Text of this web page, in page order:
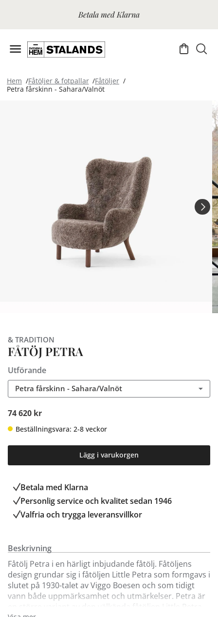
Betala med Klarna
Hem Fåtöljer & fotpallar
Fåtöljer
Petra fårskinn - Sahara/Valnöt
& TRADITION
FÅTÖJ PETRA
Utförande
Petra fårskinn - Sahara/Valnöt
74 620 kr
Beställningsvara: 2-8 veckor
Lägg i varukorgen
Betala med Klarna
Personlig service och kvalitet sedan 1946
Valfria och trygga leveransvillkor
Beskrivning
Fåtölj Petra i en härligt inbjudande fåtölj. Fåtöljens
design grundar sig i fåtöljen Little Petra som formgavs i
slutet på 1930-talet av Viggo Boesen och som tidigt
vann både uppmärksamhet och utmärkelser. Petra är
en större variant av den välkända fåtöljen Little Petra,